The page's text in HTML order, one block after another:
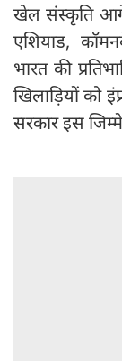
खेल संस्कृति आगे
एशियाड,
भारत की
खिलाड़ियों को
सरकार इस